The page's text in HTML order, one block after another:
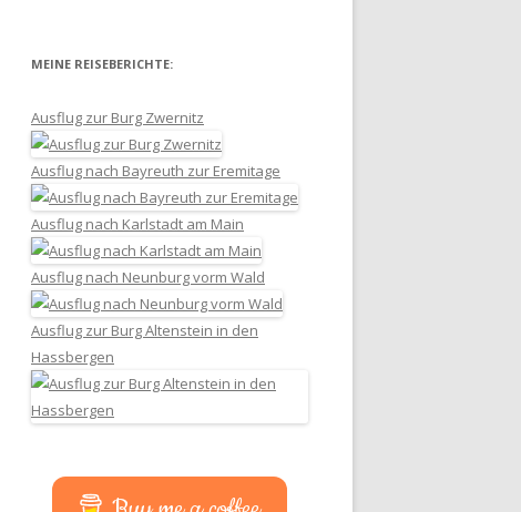
MEINE REISEBERICHTE:
Ausflug zur Burg Zwernitz
Ausflug nach Bayreuth zur Eremitage
Ausflug nach Karlstadt am Main
Ausflug nach Neunburg vorm Wald
Ausflug zur Burg Altenstein in den
Hassbergen